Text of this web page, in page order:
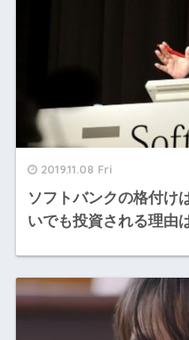
2019.11.08 Fri
ソフトバンクの格付け
いでも投資される理由